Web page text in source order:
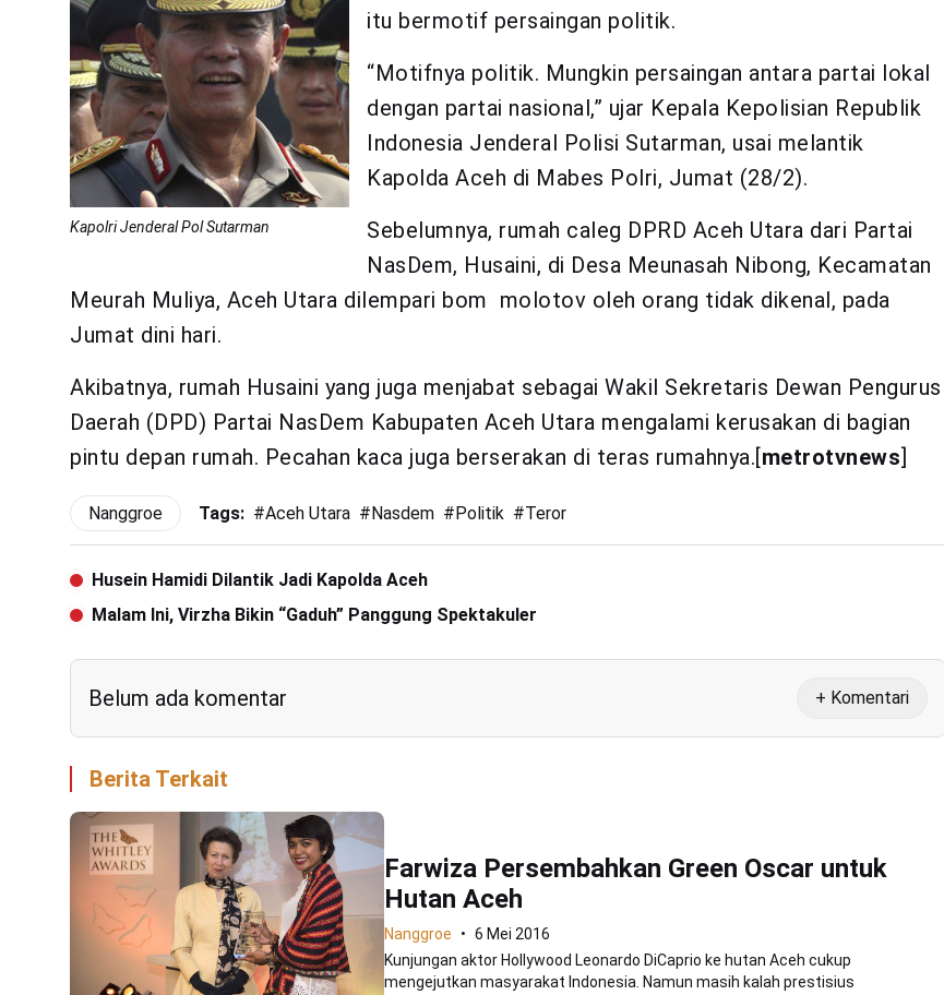
Kapolri Jenderal Pol Sutarman
itu bermotif persaingan politik.
“Motifnya politik. Mungkin persaingan antara partai lokal
dengan partai nasional,” ujar Kepala Kepolisian Republik
Indonesia Jenderal Polisi Sutarman, usai melantik
Kapolda Aceh di Mabes Polri, Jumat (28/2).
Sebelumnya, rumah caleg DPRD Aceh Utara dari Partai
NasDem, Husaini, di Desa Meunasah Nibong, Kecamatan
Meurah Muliya, Aceh Utara dilempari bom molotov oleh orang tidak dikenal, pada
Jumat dini hari.
Akibatnya, rumah Husaini yang juga menjabat sebagai Wakil Sekretaris Dewan Pengurus
Daerah (DPD) Partai NasDem Kabupaten Aceh Utara mengalami kerusakan di bagian
pintu depan rumah. Pecahan kaca juga berserakan di teras rumahnya.[metrotvnews]
Nanggroe Tags: #Aceh Utara #Nasdem #Politik #Teror
Husein Hamidi Dilantik Jadi Kapolda Aceh
Malam Ini, Virzha Bikin “Gaduh” Panggung Spektakuler
Belum ada komentar + Komentari
Berita Terkait
Farwiza Persembahkan Green Oscar untuk
Hutan Aceh
Nanggroe
6 Mei 2016
Kunjungan aktor Hollywood Leonardo DiCaprio ke hutan Aceh cukup
mengejutkan masyarakat Indonesia. Namun masih kalah prestisius